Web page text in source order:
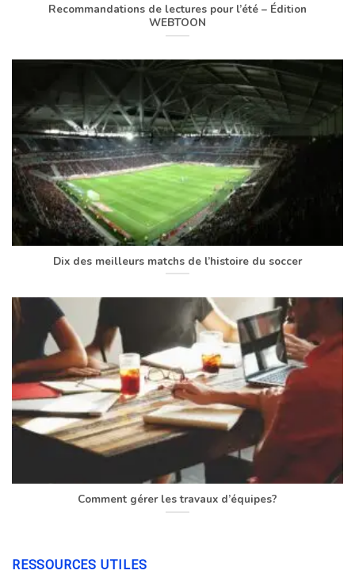
Recommandations de lectures pour l’été – Édition
WEBTOON
Dix des meilleurs matchs de l’histoire du soccer
Comment gérer les travaux d’équipes?
RESSOURCES UTILES